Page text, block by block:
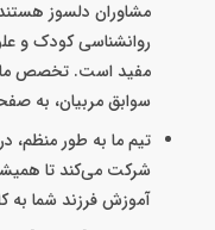
مشاوران دلسوز
روانشناسی کودک و
مفید است. تخصص
سوابق مربیان، به
تیم ما به طور منظم،
شرکت می‌کند تا
آموزش فرزند شما به